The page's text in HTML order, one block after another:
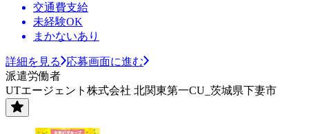
交通費支給
未経験OK
まかないあり
詳細を見る
応募画面に進む
派遣労働者
UTエージェント株式会社 北関東第一CU_茨城県下妻市